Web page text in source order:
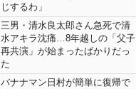
じするわ」
三男・清水良太郎さん急死で清
水アキラ沈痛…8年越しの「父子
再共演」が始まったばかりだっ
た
バナナマン日村が簡単に復帰で